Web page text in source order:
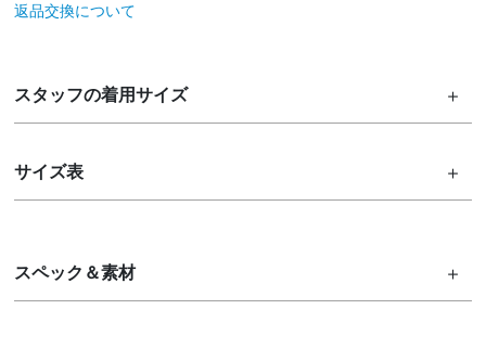
返品交換について
スタッフの着用サイズ
サイズ表
スペック＆素材